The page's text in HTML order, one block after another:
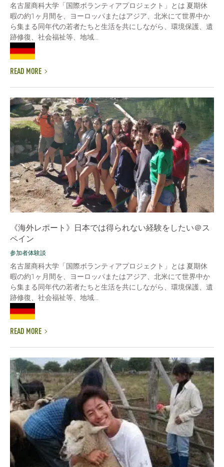
名古屋商科大学「国際ボランティアプロジェクト」とは 夏期休
暇の約1ヶ月間を、ヨーロッパまたはアジア、北米にて世界中か
ら集まる同年代の若者たちと生活を共にしながら、環境保護、遺
跡修復、社会福祉等、地域...
READ MORE
《海外レポート》日本では得られない経験をしたい＠ス
ペイン
参加者体験談
名古屋商科大学「国際ボランティアプロジェクト」とは 夏期休
暇の約1ヶ月間を、ヨーロッパまたはアジア、北米にて世界中か
ら集まる同年代の若者たちと生活を共にしながら、環境保護、遺
跡修復、社会福祉等、地域...
READ MORE